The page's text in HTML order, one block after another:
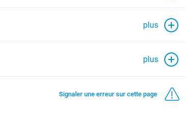
plus
plus
Signaler une erreur sur cette page